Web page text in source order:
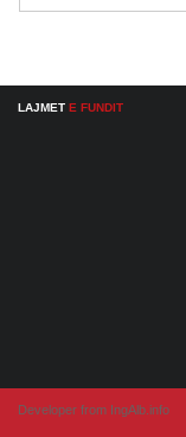
LAJMET E FUNDIT
Developer from IngAlb.info